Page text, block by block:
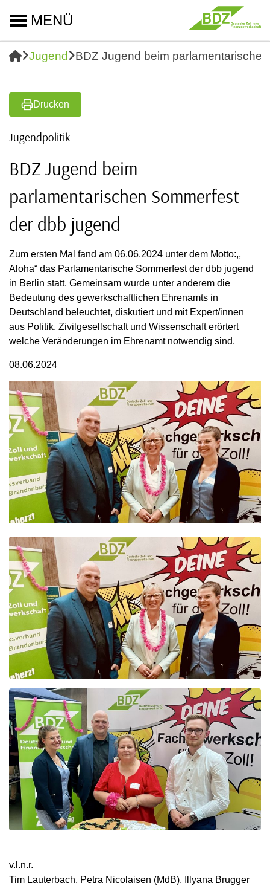
MENÜ
Jugend BDZ Jugend beim
Drucken
Jugendpolitik
BDZ Jugend beim
parlamentarischen Sommerfest
der dbb jugend
Zum ersten Mal fand am 06.06.2024 unter dem Motto:,,
Aloha“ das Parlamentarische Sommerfest der dbb jugend
in Berlin statt. Gemeinsam wurde unter anderem die
Bedeutung des gewerkschaftlichen Ehrenamts in
Deutschland beleuchtet, diskutiert und mit Expert/innen
aus Politik, Zivilgesellschaft und Wissenschaft erörtert
welche Veränderungen im Ehrenamt notwendig sind.
08.06.2024
v.l.n.r.
Tim Lauterbach, Petra Nicolaisen (MdB), Illyana Brugger